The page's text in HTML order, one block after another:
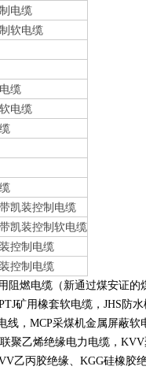
电缆
软电缆
缆
电缆
凯装控制电缆
凯装控制软电缆
控制电缆
控制电缆
燃电缆（新通过煤安证的
矿用橡套软电缆， JHS 防水
线， MCP采煤机金属屏蔽软
聚乙烯绝缘电力电缆， KVV
乙丙胶绝缘、 KGG硅橡胶